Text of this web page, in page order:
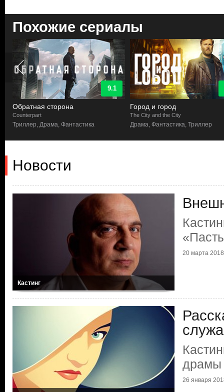
Похожие сериалы
9.1
Обратная сторона
Counterpart
Триллер, Драма, Фантастика
Город и город
The City and the City
Драма, Фантастика, Триллер
Новости
Кастинг
20 марта 2018
драмы
26 января